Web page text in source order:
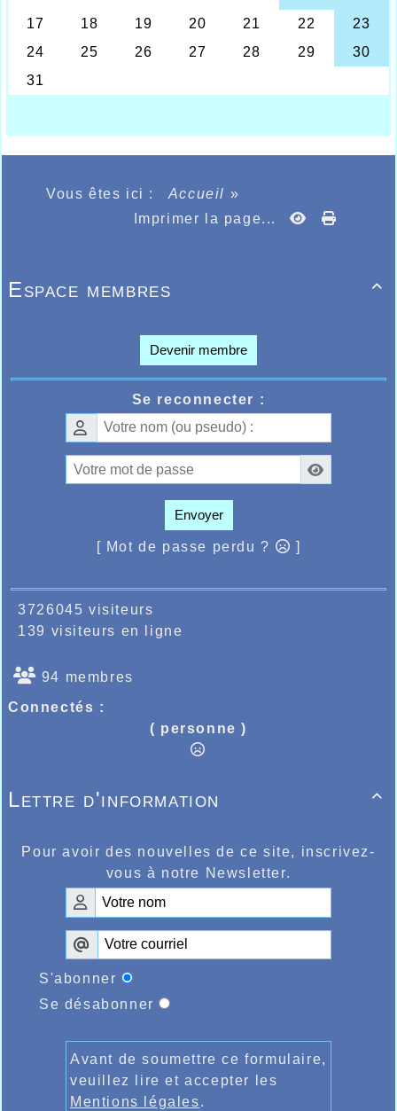
sur le 1500m en 4.45.75, 7
de sa course.
400m en 58.52, 3
de sa série du 1500m en
4.15.86 pour Soulaiman Oulad Moussa, enfin
toujours sur la même soirée les 15.53.70
d’Anthony Puteanus sur 5000m tard dans la
Vous êtes ici : Accueil »
Imprimer la page...

Espace membres
Devenir membre
Se reconnecter :
Envoyer
[ Mot de passe perdu ? ]
3726045 visiteurs
139 visiteurs en ligne
94 membres
Connectés :
( personne )

Lettre d'information
Pour avoir des nouvelles de ce site, inscrivez-
vous à notre Newsletter.
S'abonner
Se désabonner
Avant de soumettre ce formulaire,
veuillez lire et accepter les
Mentions légales.